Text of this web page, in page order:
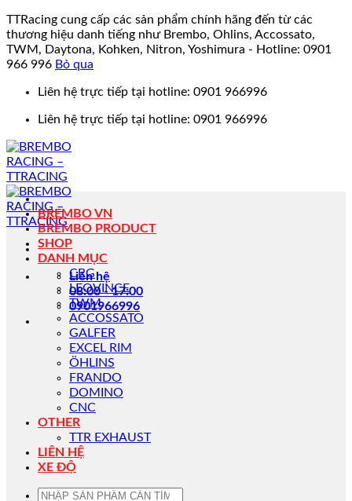
TTRacing cung cấp các sản phẩm chính hãng đến từ các
thương hiệu danh tiếng như Brembo, Ohlins, Accossato,
TWM, Daytona, Kohken, Nitron, Yoshimura - Hotline: 0901
966 996 Bỏ qua
Liên hệ trực tiếp tại hotline: 0901 966996
Liên hệ trực tiếp tại hotline: 0901 966996
Liên hệ
08:00 - 17:00
0901966996
BREMBO VN
BREMBO PRODUCT
SHOP
DANH MỤC
CRG
LEOVINCE
TWM
ACCOSSATO
GALFER
EXCEL RIM
ÖHLINS
FRANDO
DOMINO
CNC
OTHER
TTR EXHAUST
LIÊN HỆ
XE ĐỘ
Tìm